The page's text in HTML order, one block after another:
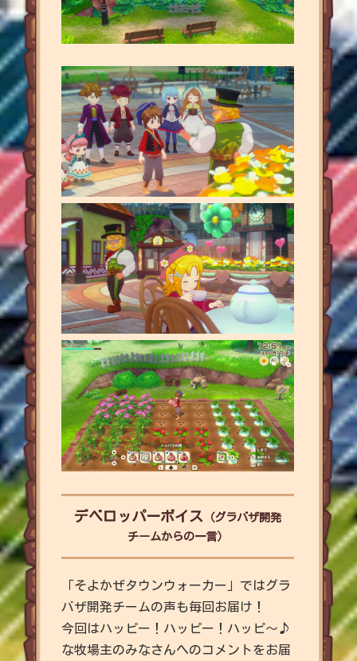
デベロッパーボイス（グラバザ開発
チームからの一言）
「そよかぜタウンウォーカー」ではグラ
バザ開発チームの声も毎回お届け！
今回はハッピー！ハッピー！ハッピ～♪
な牧場主のみなさんへのコメントをお届